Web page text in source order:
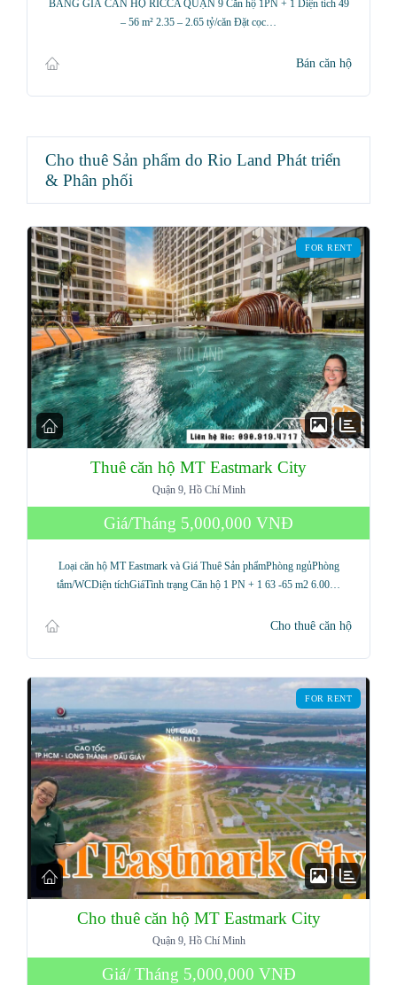
BẢNG GIÁ CĂN HỘ RICCA QUẬN 9 Căn hộ 1PN + 1 Diện tích 49
– 56 m² 2.35 – 2.65 tỷ/căn Đặt cọc…
Bán căn hộ
Cho thuê Sản phẩm do Rio Land Phát triển
& Phân phối
FOR RENT
Thuê căn hộ MT Eastmark City
Quận 9, Hồ Chí Minh
Giá/Tháng 5,000,000 VNĐ
Loại căn hộ MT Eastmark và Giá Thuê Sản phẩmPhòng ngủPhòng
tắm/WCDiện tíchGiáTình trạng Căn hộ 1 PN + 1 63 -65 m2 6.00…
Cho thuê căn hộ
FOR RENT
Cho thuê căn hộ MT Eastmark City
Quận 9, Hồ Chí Minh
Giá/ Tháng 5,000,000 VNĐ